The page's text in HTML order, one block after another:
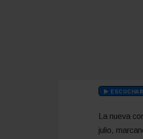
La nueva
julio,